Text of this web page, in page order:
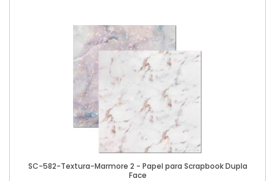
SC-582-Textura-Marmore 2 - Papel para Scrapbook Dupla
Face